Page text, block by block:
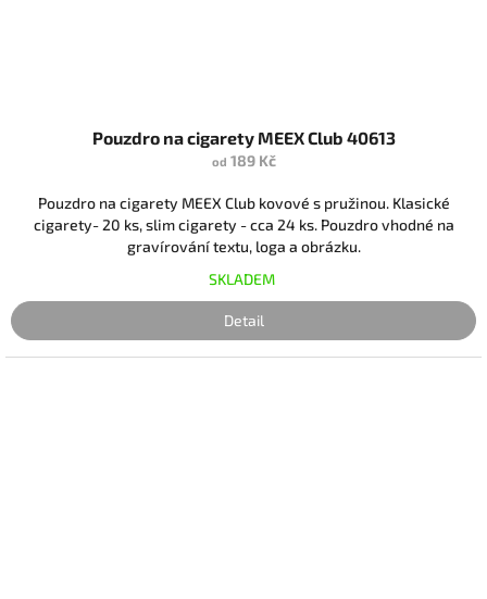
Pouzdro na cigarety MEEX Club 40613
od 189 Kč
Pouzdro na cigarety MEEX Club kovové s pružinou. Klasické
cigarety- 20 ks, slim cigarety - cca 24 ks. Pouzdro vhodné na
gravírování textu, loga a obrázku.
SKLADEM
Detail